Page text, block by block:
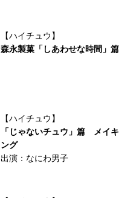
【ハイチュウ】
森永製菓「しあわせな時間」篇
【ハイチュウ】
「じゃないチュウ」篇 メイキ
ング
出演：なにわ男子